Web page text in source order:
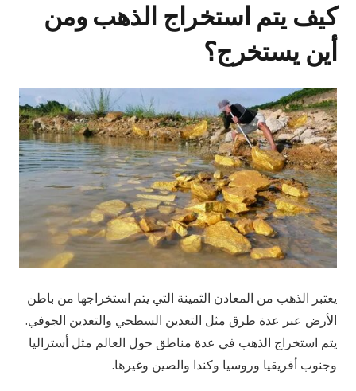
كيف يتم استخراج الذهب ومن
أين يستخرج؟
يعتبر الذهب من المعادن الثمينة التي يتم استخراجها من باطن
الأرض عبر عدة طرق مثل التعدين السطحي والتعدين الجوفي.
يتم استخراج الذهب في عدة مناطق حول العالم مثل أستراليا
وجنوب أفريقيا وروسيا وكندا والصين وغيرها.